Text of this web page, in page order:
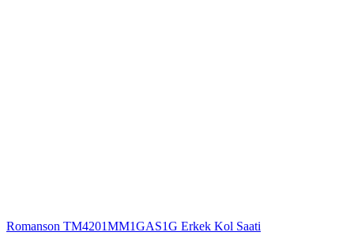
Romanson TM4201MM1GAS1G Erkek Kol Saati